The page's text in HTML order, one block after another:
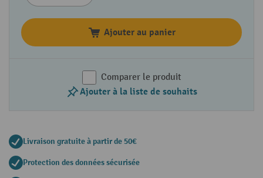
Ajouter au panier
Comparer le produit
Ajouter à la liste de souhaits
Livraison gratuite à partir de 50€
Protection des données sécurisée